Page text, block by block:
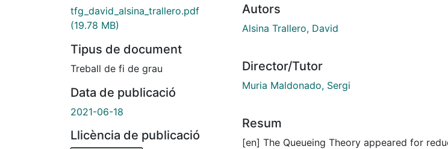
tfg_david_alsina_trallero.pdf
(19.78 MB)
Tipus de document
Treball de fi de grau
Data de publicació
2021-06-18
Llicència de publicació
Autors
Alsina Trallero, David
Director/Tutor
Muria Maldonado, Sergi
Resum
[en] The Queueing Theory appeared for